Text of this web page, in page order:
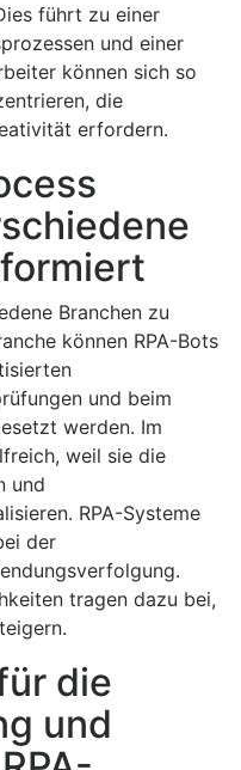
führt zu einer
und einer
können sich so
die
erfordern.
Branchen zu
können RPA-Bots
und beim
werden. Im
weil sie die
und
RPA-Systeme
der
tragen dazu bei,
die
und